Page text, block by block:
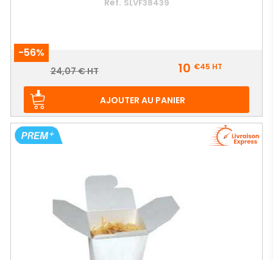
Ref. SLVF38439
-56%
Prix
Prix
24,07 € HT 10 €45 HT
AJOUTER AU PANIER